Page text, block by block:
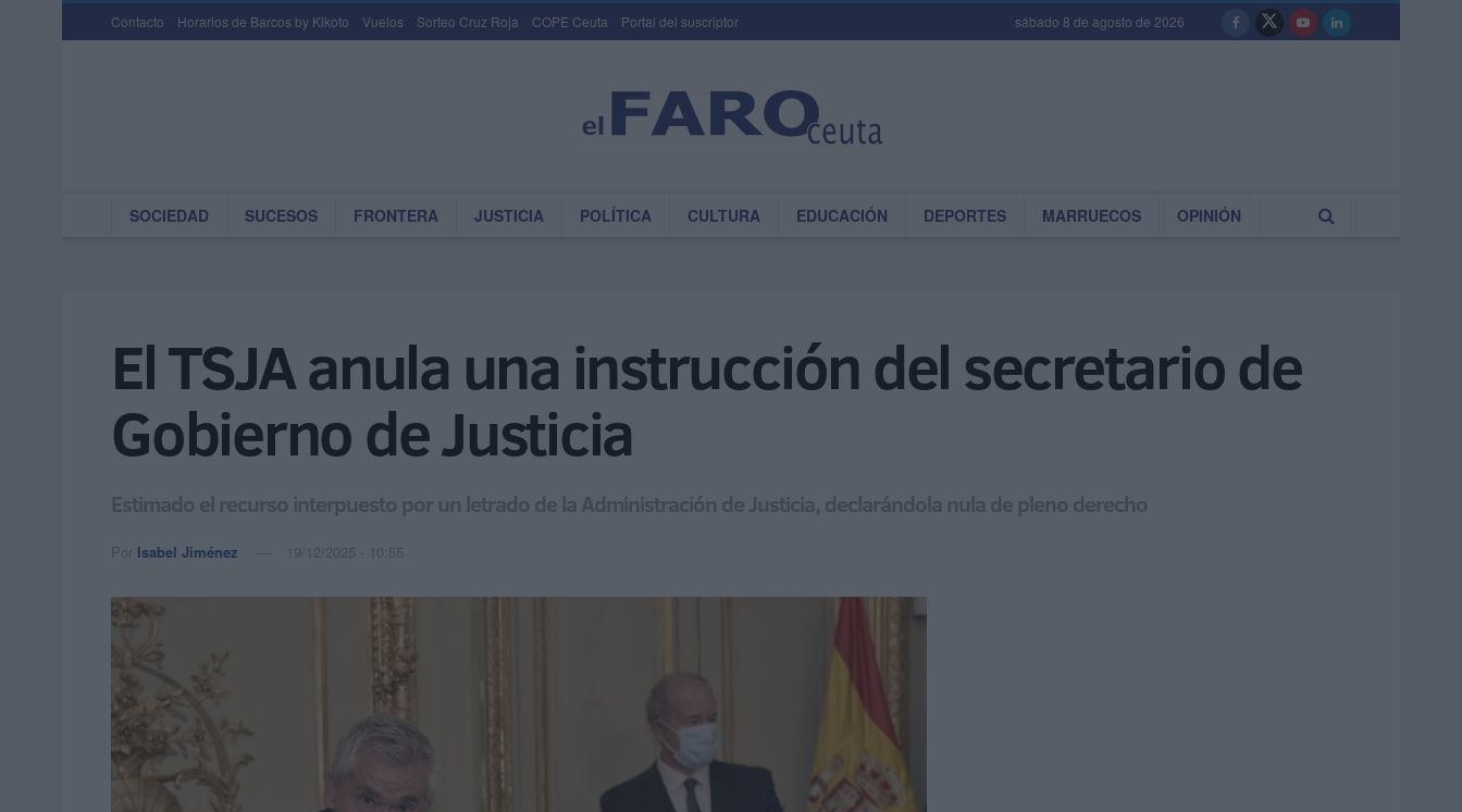
Contacto Horarios de Barcos by Kikoto Vuelos Sorteo Cruz Roja COPE Ceuta Portal del suscriptor sábado 8 de agosto de 2026
SOCIEDAD SUCESOS FRONTERA JUSTICIA POLÍTICA CULTURA EDUCACIÓN DEPORTES MARRUECOS OPINIÓN
El TSJA anula una instrucción del secretario de
Gobierno de Justicia
Estimado el recurso interpuesto por un letrado de la Administración de Justicia, declarándola nula de pleno derecho
Por Isabel Jiménez 19/12/2025 - 10:55